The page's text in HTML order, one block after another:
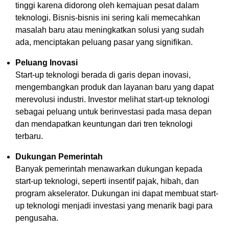
tinggi karena didorong oleh kemajuan pesat dalam
teknologi. Bisnis-bisnis ini sering kali memecahkan
masalah baru atau meningkatkan solusi yang sudah
ada, menciptakan peluang pasar yang signifikan.
Peluang Inovasi
Start-up teknologi berada di garis depan inovasi,
mengembangkan produk dan layanan baru yang dapat
merevolusi industri. Investor melihat start-up teknologi
sebagai peluang untuk berinvestasi pada masa depan
dan mendapatkan keuntungan dari tren teknologi
terbaru.
Dukungan Pemerintah
Banyak pemerintah menawarkan dukungan kepada
start-up teknologi, seperti insentif pajak, hibah, dan
program akselerator. Dukungan ini dapat membuat start-
up teknologi menjadi investasi yang menarik bagi para
pengusaha.